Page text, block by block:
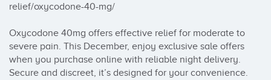
relief/oxycodone-40-mg/
Oxycodone 40mg offers effective relief for moderate to
severe pain. This December, enjoy exclusive sale offers
when you purchase online with reliable night delivery.
Secure and discreet, it’s designed for your convenience.